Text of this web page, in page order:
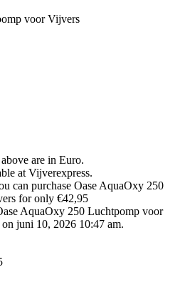
voor Vijvers
are in Euro.
at Vijverexpress.
can purchase Oase AquaOxy 250
for only €42,95
AquaOxy 250 Luchtpomp voor
juni 10, 2026 10:47 am.